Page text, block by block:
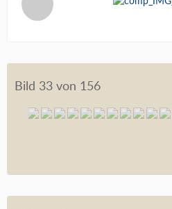
Bild 33 von 156